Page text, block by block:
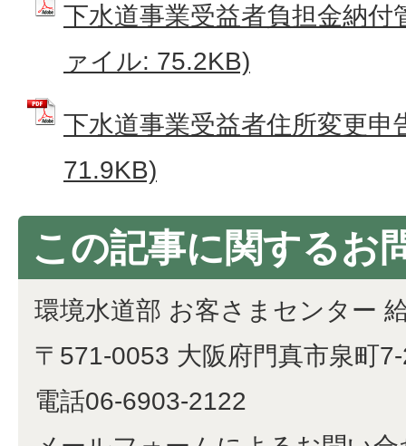
下水道事業受益者負担金納付
ァイル: 75.2KB)
下水道事業受益者住所変更申
71.9KB)
この記事に関するお
環境水道部 お客さまセンター
〒571-0053 大阪府門真市泉町
電話06-6903-2122